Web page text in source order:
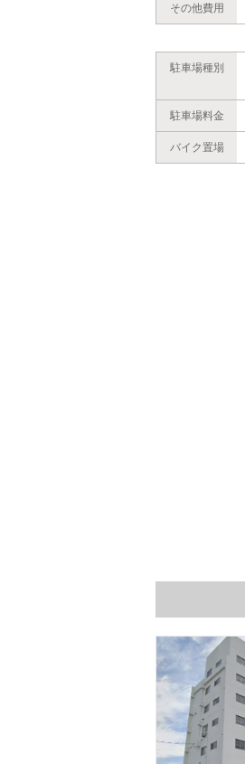
その他費用
駐車場種別
駐車場料金
バイク置場